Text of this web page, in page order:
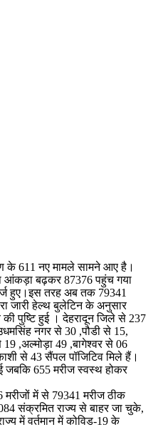
के 611 नए मामले सामने आए है।
आंकड़ा बढ़कर 87376 पहुंच गया
हुए।इस तरह अब तक 79341
जारी हेल्थ बुलेटिन के अनुसार
की पुष्टि हुई । देहरादून जिले से 237
नगर से 30 ,पौडी से 15,
,अल्मोड़ा 49 ,बागेश्वर से 06
से 43 सैंपल पॉजिटिव मिले हैं।
जबकि 655 मरीज स्वस्थ होकर
में से 79341 मरीज ठीक
संक्रमित राज्य से बाहर जा चुके,
में वर्तमान में कोविड-19 के